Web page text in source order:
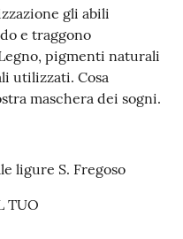
gli abili
e traggono
pigmenti naturali
utilizzati. Cosa
maschera dei sogni.
ligure S. Fregoso
TUO